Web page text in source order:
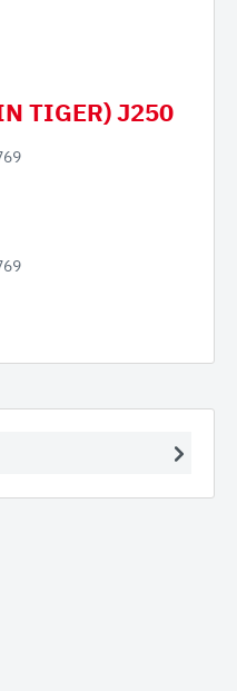
TIGER) J250